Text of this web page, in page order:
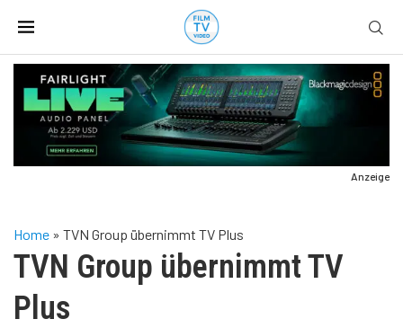
Anzeige
Home » TVN Group übernimmt TV Plus
TVN Group übernimmt TV
Plus